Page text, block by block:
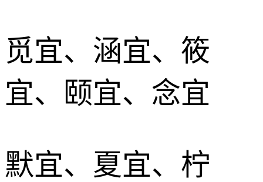
觅宜、涵宜、筱
宜、颐宜、念宜
默宜、夏宜、柠